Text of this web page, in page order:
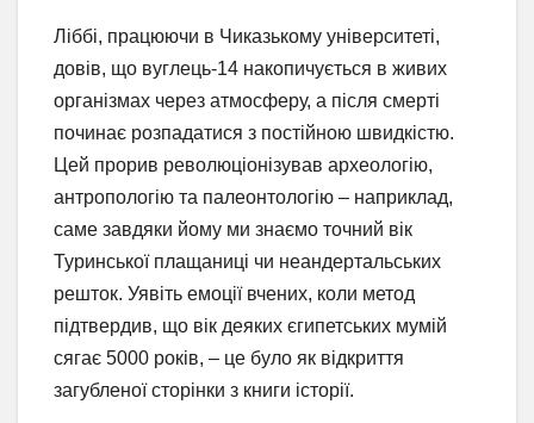
Ліббі, працюючи в Чиказькому університеті,
довів, що вуглець-14 накопичується в живих
організмах через атмосферу, а після смерті
починає розпадатися з постійною швидкістю.
Цей прорив революціонізував археологію,
антропологію та палеонтологію – наприклад,
саме завдяки йому ми знаємо точний вік
Туринської плащаниці чи неандертальських
решток. Уявіть емоції вчених, коли метод
підтвердив, що вік деяких єгипетських мумій
сягає 5000 років, – це було як відкриття
загубленої сторінки з книги історії.